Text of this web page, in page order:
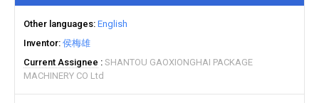
Other languages English
Inventor 侯梅雄
Current Assignee
SHANTOU GAOXIONGHAI PACKAGE
MACHINERY CO Ltd